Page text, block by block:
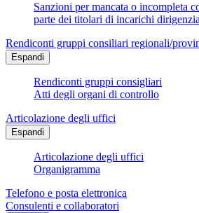
Sanzioni per mancata o incompleta
parte dei titolari di incarichi
Rendiconti gruppi consiliari regionali/
Espandi
Rendiconti gruppi consigliari
Atti degli organi di controllo
Articolazione degli uffici
Espandi
Articolazione degli uffici
Organigramma
Telefono e posta elettronica
Consulenti e collaboratori